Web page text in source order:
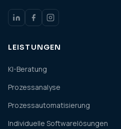
LEISTUNGEN
KI-Beratung
Prozessanalyse
Prozessautomatisierung
Individuelle Softwarelösungen